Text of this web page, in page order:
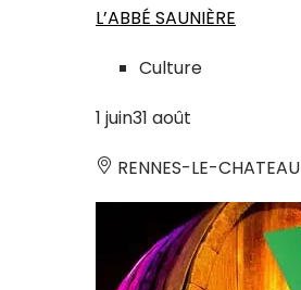
L’ABBÉ SAUNIÈRE
Culture
1 juin31 août
RENNES-LE-CHATEAU